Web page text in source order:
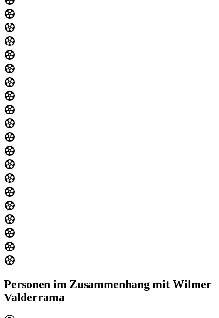
Personen im Zusammenhang mit Wilmer
Valderrama